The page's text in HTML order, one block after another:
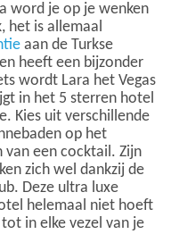
word je op je wenken
het is allemaal
aan de Turkse
heeft een bijzonder
wordt Lara het Vegas
in het 5 sterren hotel
Kies uit verschillende
op het
van een cocktail. Zijn
zich wel dankzij de
Deze ultra luxe
helemaal niet hoeft
in elke vezel van je